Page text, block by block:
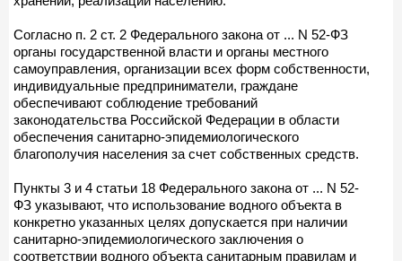
Согласно п. 2 ст. 2 Федерального закона от ... N 52-ФЗ
органы государственной власти и органы местного
самоуправления, организации всех форм собственности,
индивидуальные предприниматели, граждане
обеспечивают соблюдение требований
законодательства Российской Федерации в области
обеспечения санитарно-эпидемиологического
благополучия населения за счет собственных средств.
Пункты 3 и 4 статьи 18 Федерального закона от ... N 52-
ФЗ указывают, что использование водного объекта в
конкретно указанных целях допускается при наличии
санитарно-эпидемиологического заключения о
соответствии водного объекта санитарным правилам и